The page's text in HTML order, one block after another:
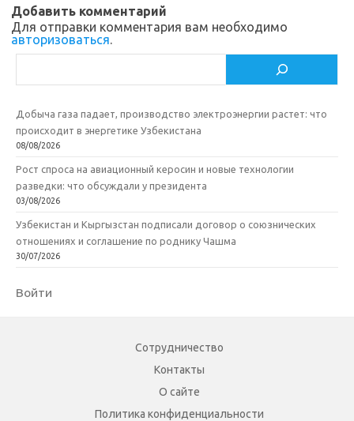
Добавить комментарий
Для отправки комментария вам необходимо
авторизоваться.
Добыча газа падает, производство электроэнергии растет: что
происходит в энергетике Узбекистана
08/08/2026
Рост спроса на авиационный керосин и новые технологии
разведки: что обсуждали у президента
03/08/2026
Узбекистан и Кыргызстан подписали договор о союзнических
отношениях и соглашение по роднику Чашма
30/07/2026
Войти
Сотрудничество
Контакты
О сайте
Политика конфиденциальности